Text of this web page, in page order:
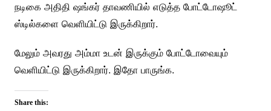
நடிகை அதிதி ஷங்கர் தாவணியில் எடுத்த போட்டோஷூட்
ஸ்டில்களை வெளியிட்டு இருக்கிறார்.
மேலும் அவரது அம்மா உடன் இருக்கும் போட்டோவையும்
வெளியிட்டு இருக்கிறார். இதோ பாருங்க.
Share this: